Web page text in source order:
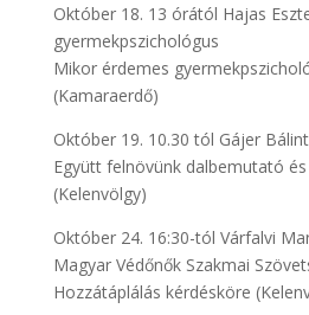
Október 18. 13 órától Hajas
gyermekpszichológus
Mikor érdemes
(Kamaraerdő)
Október 19. 10.30 tól Gájer Bálint
Együtt felnövünk dalbemutató
(Kelenvölgy)
Október 24. 16:30-tól Várfalvi
Magyar Védőnők Szakmai
Hozzátáplálás kérdésköre